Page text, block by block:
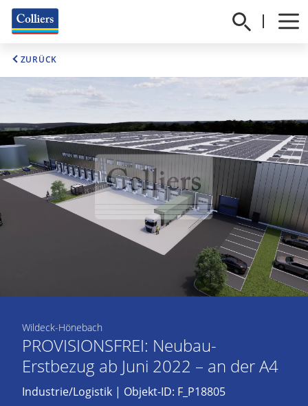
ZURÜCK
Wildeck-Hönebach
PROVISIONSFREI: Neubau-
Erstbezug ab Juni 2022 – an der A4
Industrie/Logistik | Objekt-ID: F_P18805